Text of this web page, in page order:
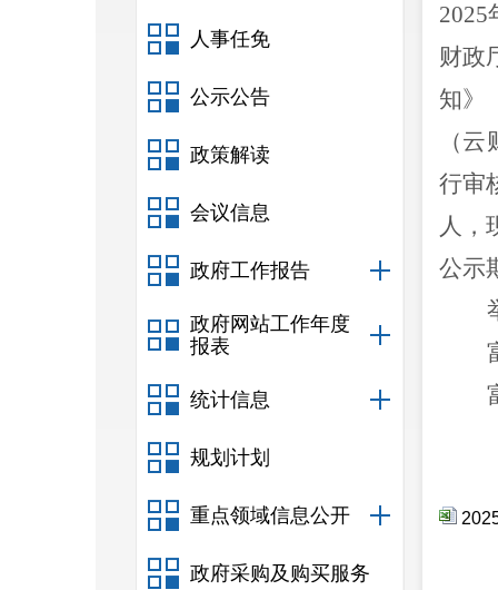
人事任免
公示公告
政策解读
会议信息
政府工作报告
政府网站工作年度
报表
统计信息
规划计划
重点领域信息公开
政府采购及购买服务
2025
财政
知》
（
行审
人，
公示